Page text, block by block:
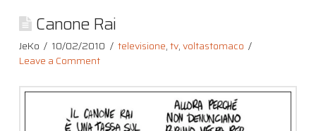
Canone Rai
JeKo 10/02/2010 televisione,tv,voltastomaco
Leave a Comment